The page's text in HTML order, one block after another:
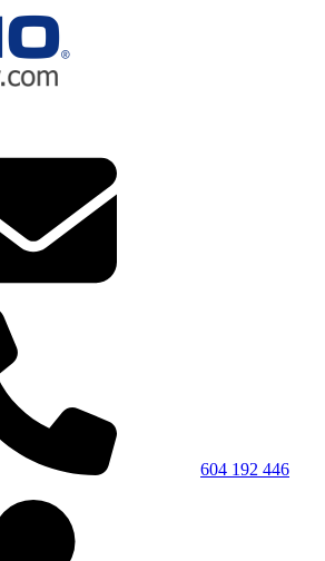
604 192 446